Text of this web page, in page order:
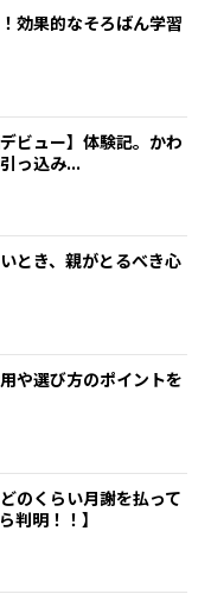
効果的なそろばん学習
ビュー】体験記。かわ
っ込み...
とき、親がとるべき心
や選び方のポイントを
のくらい月謝を払って
判明！！】